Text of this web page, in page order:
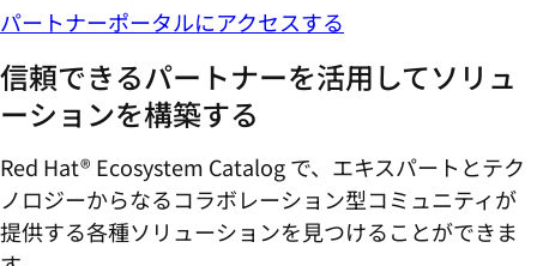
パートナーポータルにアクセスする
信頼できるパートナーを活用してソリュ
ーションを構築する
Red Hat® Ecosystem Catalog で、エキスパートとテク
ノロジーからなるコラボレーション型コミ​ュニティが
提供する各種ソリューションを見つけることができま